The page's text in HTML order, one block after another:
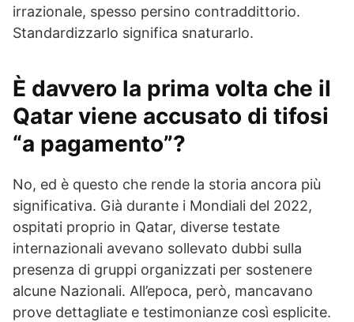
irrazionale, spesso persino contraddittorio.
Standardizzarlo significa snaturarlo.
È davvero la prima volta che il
Qatar viene accusato di tifosi
“a pagamento”?
No, ed è questo che rende la storia ancora più
significativa. Già durante i Mondiali del 2022,
ospitati proprio in Qatar, diverse testate
internazionali avevano sollevato dubbi sulla
presenza di gruppi organizzati per sostenere
alcune Nazionali. All’epoca, però, mancavano
prove dettagliate e testimonianze così esplicite.